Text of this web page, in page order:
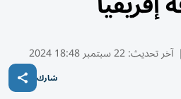
| آخر تحديث:22 سبتمبر 18:48 2024
شارك